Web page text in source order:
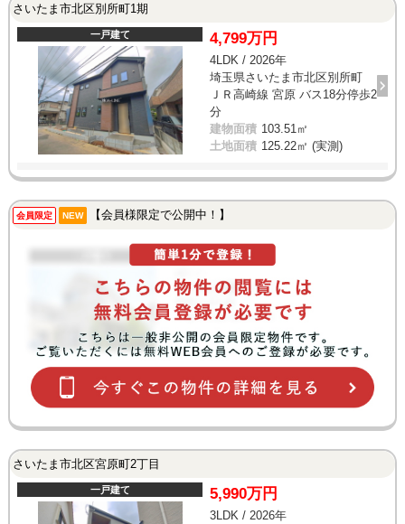
さいたま市北区別所町1期
一戸建て 4,799万円
4LDK / 2026年
埼玉県さいたま市北区別所町
ＪＲ高崎線 宮原 バス18分停歩2
分
建物面積 103.51㎡
土地面積 125.22㎡ (実測)
会員限定 NEW 【会員様限定で公開中！】
さいたま市北区宮原町2丁目
一戸建て 5,990万円
3LDK / 2026年